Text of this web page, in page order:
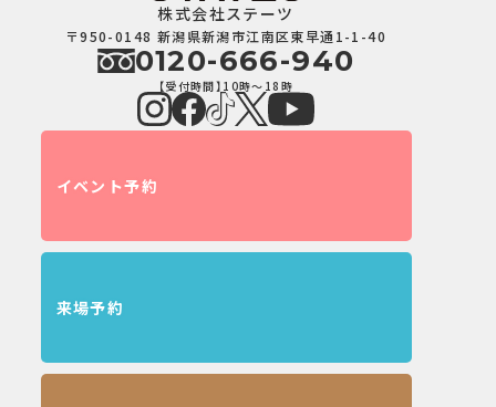
株式会社ステーツ
〒950-0148 新潟県新潟市江南区東早通1-1-40
0120-666-940
【受付時間】10時～18時
イベント予約
来場予約